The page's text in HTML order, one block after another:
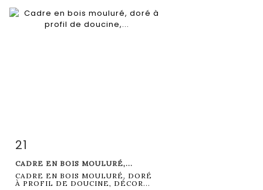
21
CADRE EN BOIS MOULURÉ,...
CADRE EN BOIS MOULURÉ, DORÉ
À PROFIL DE DOUCINE, DÉCOR...